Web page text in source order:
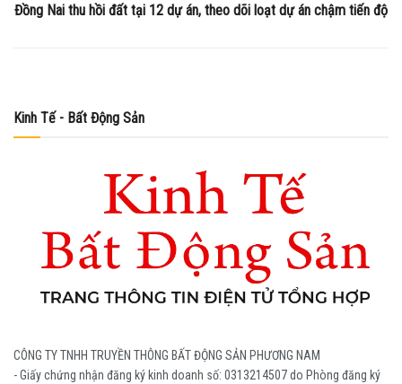
Đồng Nai thu hồi đất tại 12 dự án, theo dõi loạt dự án chậm tiến độ
Kinh Tế - Bất Động Sản
CÔNG TY TNHH TRUYỀN THÔNG BẤT ĐỘNG SẢN PHƯƠNG NAM
- Giấy chứng nhận đăng ký kinh doanh số: 0313214507 do Phòng đăng ký